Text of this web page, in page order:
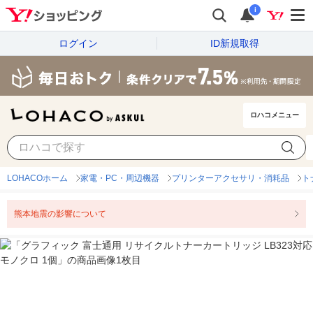
i
ログイン ID新規取得
ロハコメニュー
LOHACOホーム 家電・PC・周辺機器 プリンターアクセサリ・消耗品
熊本地震の影響について